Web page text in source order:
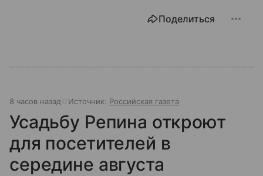
Поделиться
8 часов назад Источник: Российская газета
Усадьбу Репина откроют
для посетителей в
середине августа